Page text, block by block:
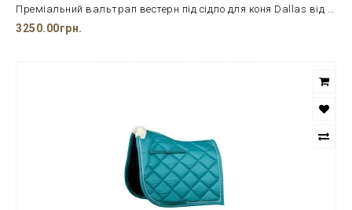
3250.00грн.